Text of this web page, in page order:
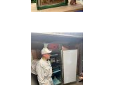
Termine